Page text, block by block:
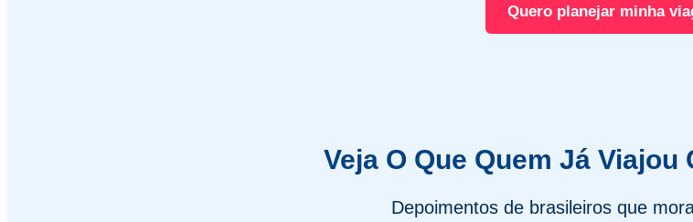
Quero planejar minha
Veja O Que Quem Já Viajou
Depoimentos de brasileiros que